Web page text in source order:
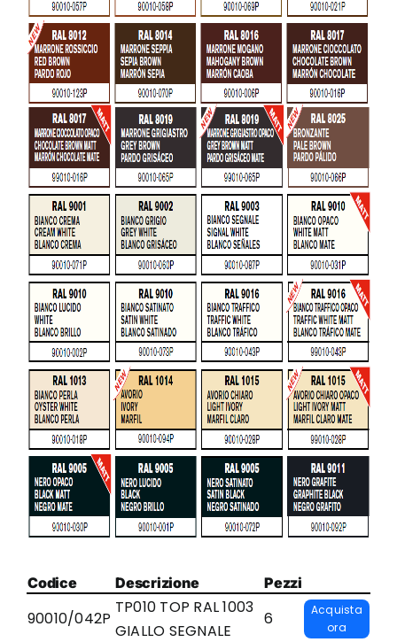
Codice Descrizione Pezzi
90010/042P
TP010 TOP RAL 1003
GIALLO SEGNALE
6
Acquista
ora